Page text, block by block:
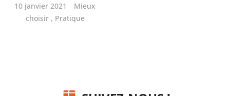
10 janvier 2021
Mieux
choisir
Pratique